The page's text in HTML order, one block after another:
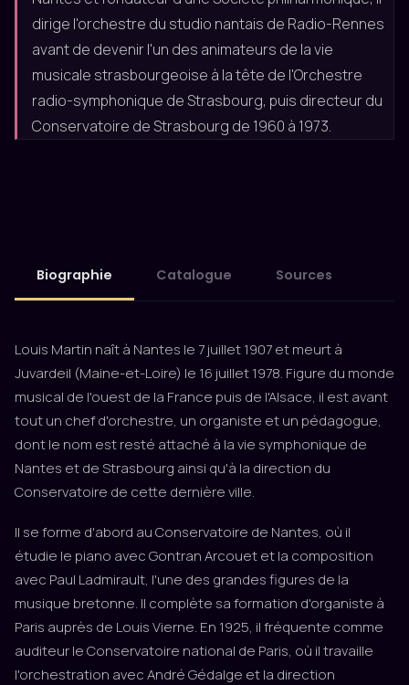
dirige l'orchestre du studio nantais de Radio-Rennes
avant de devenir l'un des animateurs de la vie
musicale strasbourgeoise à la tête de l'Orchestre
radio-symphonique de Strasbourg, puis directeur du
Conservatoire de Strasbourg de 1960 à 1973.
Biographie Catalogue Sources
Louis Martin naît à Nantes le 7 juillet 1907 et meurt à
Juvardeil (Maine-et-Loire) le 16 juillet 1978. Figure du monde
musical de l'ouest de la France puis de l'Alsace, il est avant
tout un chef d'orchestre, un organiste et un pédagogue,
dont le nom est resté attaché à la vie symphonique de
Nantes et de Strasbourg ainsi qu'à la direction du
Conservatoire de cette dernière ville.
Il se forme d'abord au Conservatoire de Nantes, où il
étudie le piano avec Gontran Arcouet et la composition
avec Paul Ladmirault, l'une des grandes figures de la
musique bretonne. Il complète sa formation d'organiste à
Paris auprès de Louis Vierne. En 1925, il fréquente comme
auditeur le Conservatoire national de Paris, où il travaille
l'orchestration avec André Gédalge et la direction